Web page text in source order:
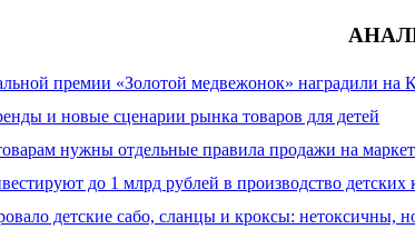
премии «Золотой медвежонок» наградили на
и новые сценарии рынка товаров для детей
нужны отдельные правила продажи на
до 1 млрд рублей в производство детских
детские сабо, сланцы и кроксы: нетоксичны,